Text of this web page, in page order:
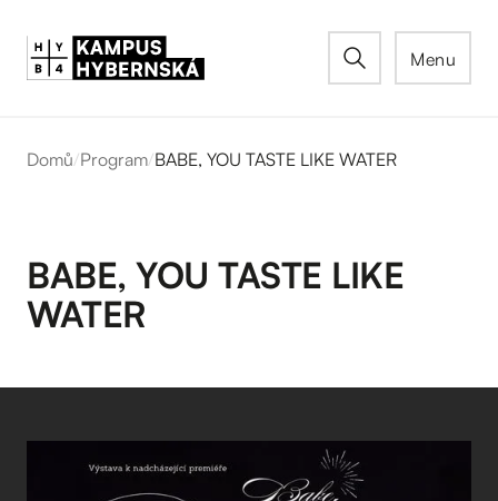
Menu
Domů/Program/BABE, YOU TASTE LIKE WATER
BABE, YOU TASTE LIKE
WATER